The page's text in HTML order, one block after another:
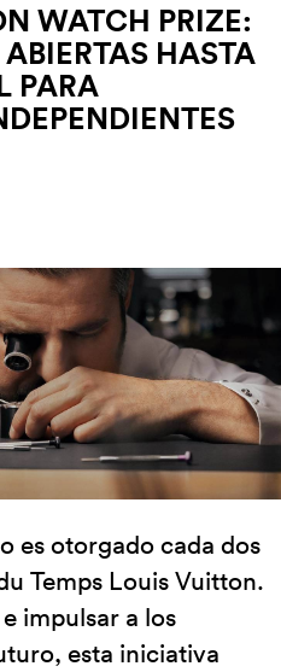
WATCH PRIZE:
HASTA
PARA
es otorgado cada dos
Temps Louis Vuitton.
impulsar a los
esta iniciativa